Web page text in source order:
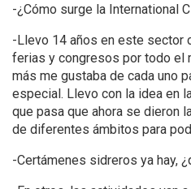
-¿Cómo surge la International
-Llevo 14 años en este sector
ferias y congresos por todo el
más me gustaba de cada uno
especial. Llevo con la idea en
que pasa que ahora se dieron
de diferentes ámbitos para
-Certámenes sidreros ya hay,